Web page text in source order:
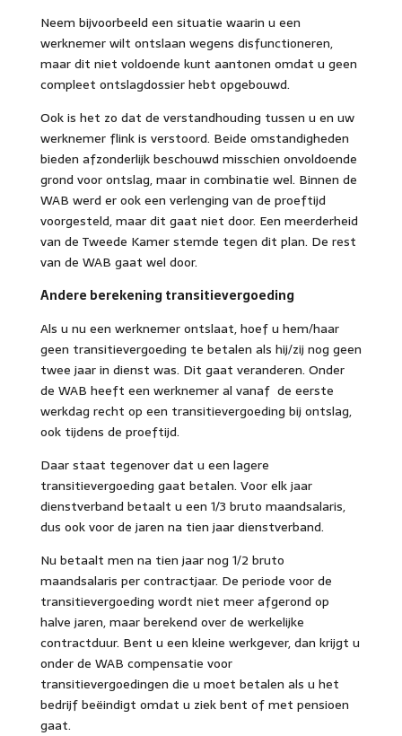
Neem bijvoorbeeld een situatie waarin u een
werknemer wilt ontslaan wegens disfunctioneren,
maar dit niet voldoende kunt aantonen omdat u geen
compleet ontslagdossier hebt opgebouwd.
Ook is het zo dat de verstandhouding tussen u en uw
werknemer flink is verstoord. Beide omstandigheden
bieden afzonderlijk beschouwd misschien onvoldoende
grond voor ontslag, maar in combinatie wel. Binnen de
WAB werd er ook een verlenging van de proeftijd
voorgesteld, maar dit gaat niet door. Een meerderheid
van de Tweede Kamer stemde tegen dit plan. De rest
van de WAB gaat wel door.
Andere berekening transitievergoeding
Als u nu een werknemer ontslaat, hoef u hem/haar
geen transitievergoeding te betalen als hij/zij nog geen
twee jaar in dienst was. Dit gaat veranderen. Onder
de WAB heeft een werknemer al vanaf de eerste
werkdag recht op een transitievergoeding bij ontslag,
ook tijdens de proeftijd.
Daar staat tegenover dat u een lagere
transitievergoeding gaat betalen. Voor elk jaar
dienstverband betaalt u een 1/3 bruto maandsalaris,
dus ook voor de jaren na tien jaar dienstverband.
Nu betaalt men na tien jaar nog 1/2 bruto
maandsalaris per contractjaar. De periode voor de
transitievergoeding wordt niet meer afgerond op
halve jaren, maar berekend over de werkelijke
contractduur. Bent u een kleine werkgever, dan krijgt u
onder de WAB compensatie voor
transitievergoedingen die u moet betalen als u het
bedrijf beëindigt omdat u ziek bent of met pensioen
gaat.